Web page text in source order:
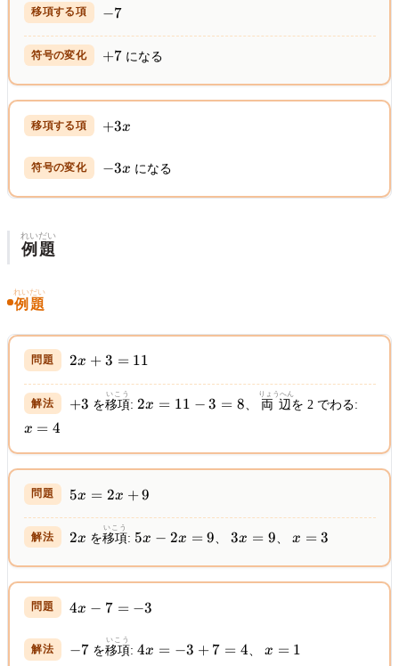
-7
−7
+7
+7 になる
+3x
+3x
-3x
−3x になる
例題
れいだい
例題
れいだい
2x
=
2x + 3 = 11
+3
+3 を移項
いこう
:2x
-
3
=
2x = 11 − 3 = 8 両辺
りょうへん
を 2 でわる:
x = 4
5x
2x
+
9
5x = 2x +9
2x
2x を移項
いこう
:5x
2x
=
9
5x − 2x = 9 、3x
9
3x = 9
x
3
x = 3
4x
4x − 7 = −3
-7
−7 を移項
いこう
:4x
4x = −3 + 7 = 4
x
x = 1